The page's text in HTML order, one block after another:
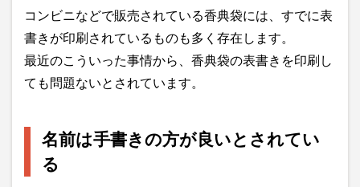
コンビニなどで販売されている香典袋には、すでに表
書きが印刷されているものも多く存在します。
最近のこういった事情から、香典袋の表書きを印刷し
ても問題ないとされています。
名前は手書きの方が良いとされてい
る